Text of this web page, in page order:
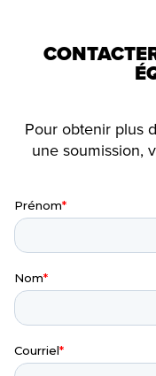
Pour obtenir plus
une soumission,